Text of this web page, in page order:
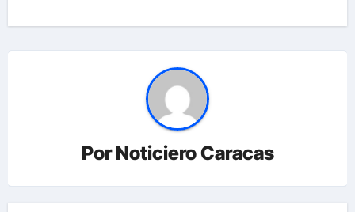
PorNoticiero Caracas